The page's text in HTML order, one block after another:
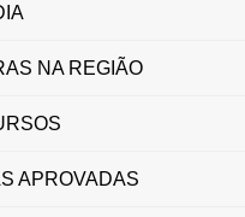
NA REGIÃO
APROVADAS